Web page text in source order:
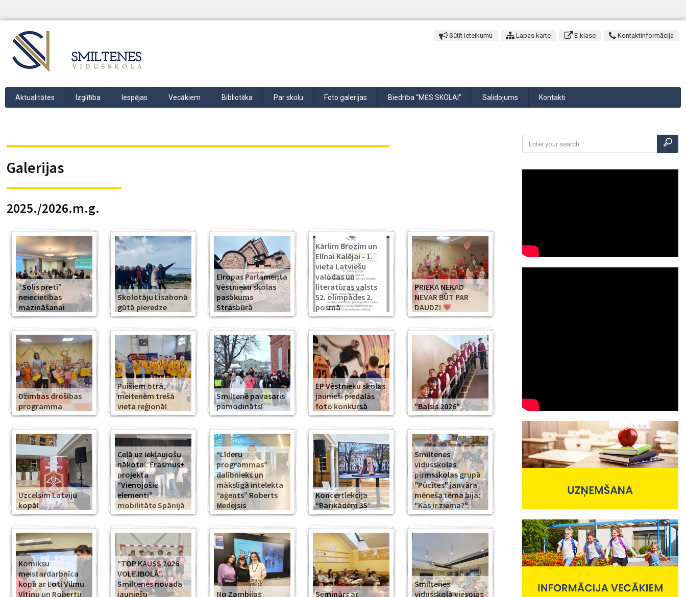
Sūtīt ieteikumu Lapas karte E-klase Kontaktinformācija
Aktualitātes Izglītība Iespējas Vecākiem Bibliotēka Par skolu Foto galerijas Biedrība “MĒS SKOLAI” Salidojums Kontakti
Galerijas
2025./2026.m.g.
“Solis pretī”
neiecietības
mazināšanai
Skolotāju Lisabonā
gūtā pieredze
Eiropas Parlamenta
Vēstnieku skolas
pasākums
Strasbūrā
Kārlim Brozim un
Elīnai Kalējai - 1.
vieta Latviešu
valodas un
literatūras valsts
52. olimpādes 2.
posmā
PRIEKA NEKAD
NEVAR BŪT PAR
DAUDZ!
Džimbas drošības
programma
Puišiem otrā,
meitenēm trešā
vieta reģionā!
Smiltenē pavasaris
pamodināts!
EP Vēstnieku skolas
jaunieši piedalās
foto konkursā
"Balsis 2026"
Uzcelsim Latviju
kopā!
Ceļā uz iekļaujošu
nākotni: Erasmus+
projekta
“Vienojošie
elementi”
mobilitāte Spānijā
“Līderu
programmas”
dalībnieks un
mākslīgā intelekta
“aģents” Roberts
Medejsis
Koncertlekcija
“Barikādēm 35”
Smiltenes
vidusskolas
pirmsskolas grupā
"Pūcītes" janvāra
mēneša tēma bija:
"Kas ir ziema?".
Komiksu
meistardarbnīca
kopā ar Loti Vilmu
Vītiņu un Robertu
“TOP KAUSS 2026
VOLEJBOLĀ”.
Smiltenes novada
jauniešu
No Zambijas
Seminārs ar
Smiltenes
vidusskolā viesojas